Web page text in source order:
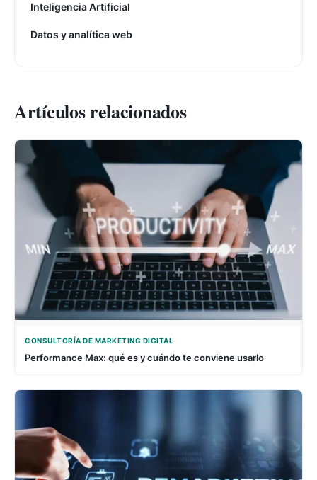
Inteligencia Artificial
Datos y analítica web
Artículos relacionados
CONSULTORÍA DE MARKETING DIGITAL
Performance Max: qué es y cuándo te conviene usarlo